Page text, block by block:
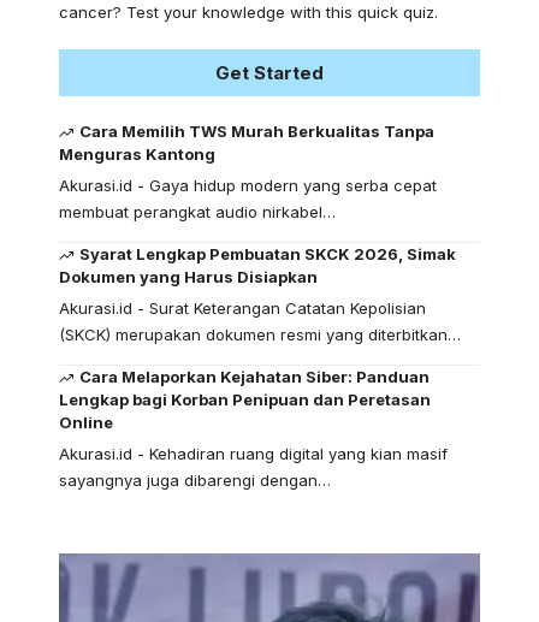
cancer? Test your knowledge with this quick quiz.
Get Started
Cara Memilih TWS Murah Berkualitas Tanpa
Menguras Kantong
Akurasi.id - Gaya hidup modern yang serba cepat
membuat perangkat audio nirkabel…
Syarat Lengkap Pembuatan SKCK 2026, Simak
Dokumen yang Harus Disiapkan
Akurasi.id - Surat Keterangan Catatan Kepolisian
(SKCK) merupakan dokumen resmi yang diterbitkan…
Cara Melaporkan Kejahatan Siber: Panduan
Lengkap bagi Korban Penipuan dan Peretasan
Online
Akurasi.id - Kehadiran ruang digital yang kian masif
sayangnya juga dibarengi dengan…